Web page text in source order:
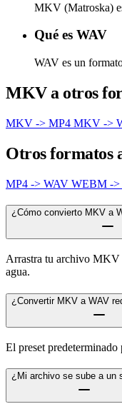
MKV (Matroska)
Qué es WAV
WAV es un
MKV a otros
MKV -> MP4 MKV ->
Otros formatos
MP4 -> WAV WEBM ->
¿Cómo convierto MKV a
Arrastra tu archivo MKV
agua.
¿Convertir MKV a WAV
El preset
¿Mi archivo se sube a un